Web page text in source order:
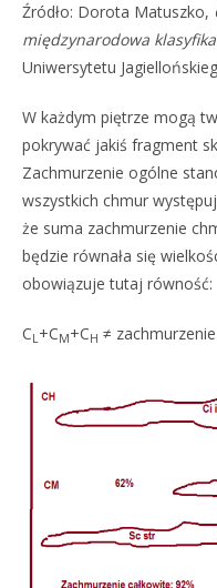
Źródło: Dorota Matuszko,
międzynarodowa
Uniwersytetu
W każdym piętrze mogą
pokrywać jakiś fragment
Zachmurzenie ogólne
wszystkich chmur
że suma zachmurzenie
będzie równała się
obowiązuje tutaj równość:
CL+CM+CH ≠